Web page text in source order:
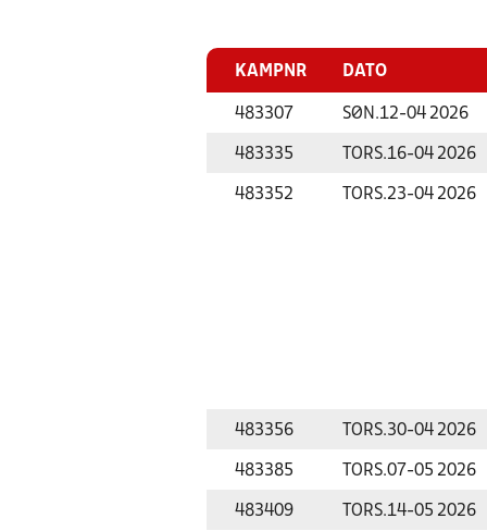
KAMPNR DATO
483307 SØN.12-04 2026
483335 TORS.16-04 2026
483352 TORS.23-04 2026
483356 TORS.30-04 2026
483385 TORS.07-05 2026
483409 TORS.14-05 2026